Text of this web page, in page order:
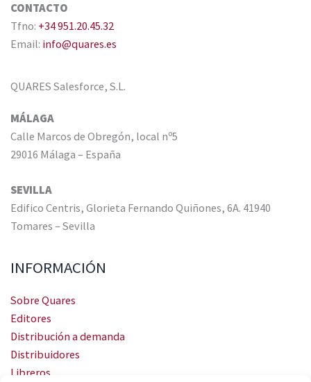
CONTACTO
Tfno: +34 951.20.45.32
Email: info@quares.es
QUARES Salesforce, S.L.
MÁLAGA
Calle Marcos de Obregón, local nº5
29016 Málaga – España
SEVILLA
Edifico Centris, Glorieta Fernando Quiñones, 6A. 41940
Tomares – Sevilla
INFORMACIÓN
Sobre Quares
Editores
Distribución a demanda
Distribuidores
Libreros